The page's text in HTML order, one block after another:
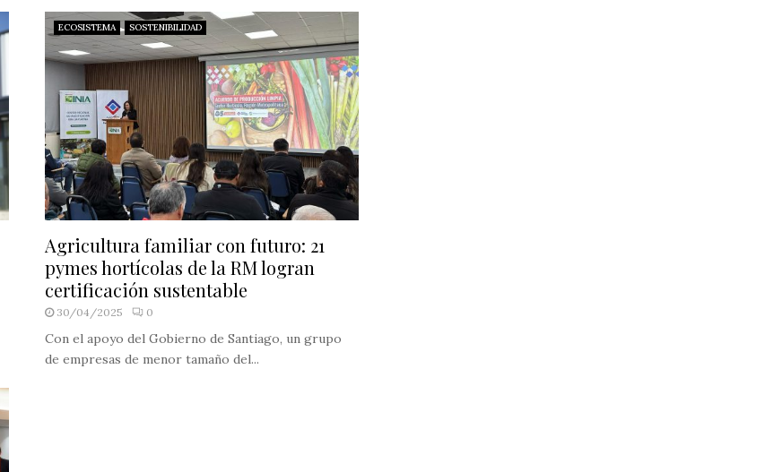
ECOSISTEMA SOSTENIBILIDAD
Agricultura familiar con futuro: 21
pymes hortícolas de la RM logran
certificación sustentable
30/04/2025 0
Con el apoyo del Gobierno de Santiago, un grupo
de empresas de menor tamaño del...